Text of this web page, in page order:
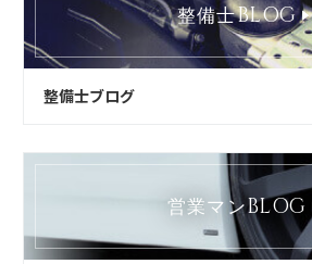
整備士BLOG
整備士ブログ
営業マンBLOG